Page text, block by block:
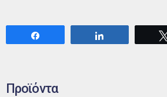
Προϊόντα